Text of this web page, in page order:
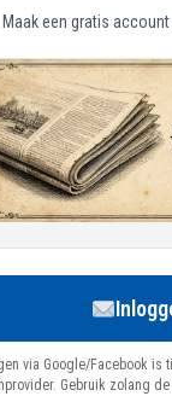
Maak een gratis
via Google/Facebook
Gebruik zolang